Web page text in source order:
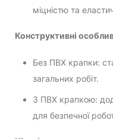
міцністю та
Конструктивні
Без ПВХ крапки:
загальних робіт.
З ПВХ крапкою:
для безпечної